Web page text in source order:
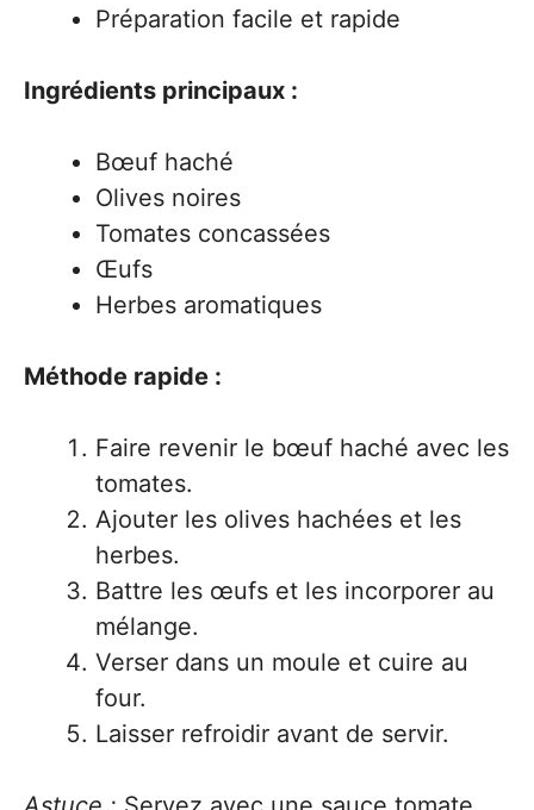
Préparation facile et rapide
Ingrédients principaux :
Bœuf haché
Olives noires
Tomates concassées
Œufs
Herbes aromatiques
Méthode rapide :
Faire revenir le bœuf haché avec les
tomates.
Ajouter les olives hachées et les
herbes.
Battre les œufs et les incorporer au
mélange.
Verser dans un moule et cuire au
four.
Laisser refroidir avant de servir.